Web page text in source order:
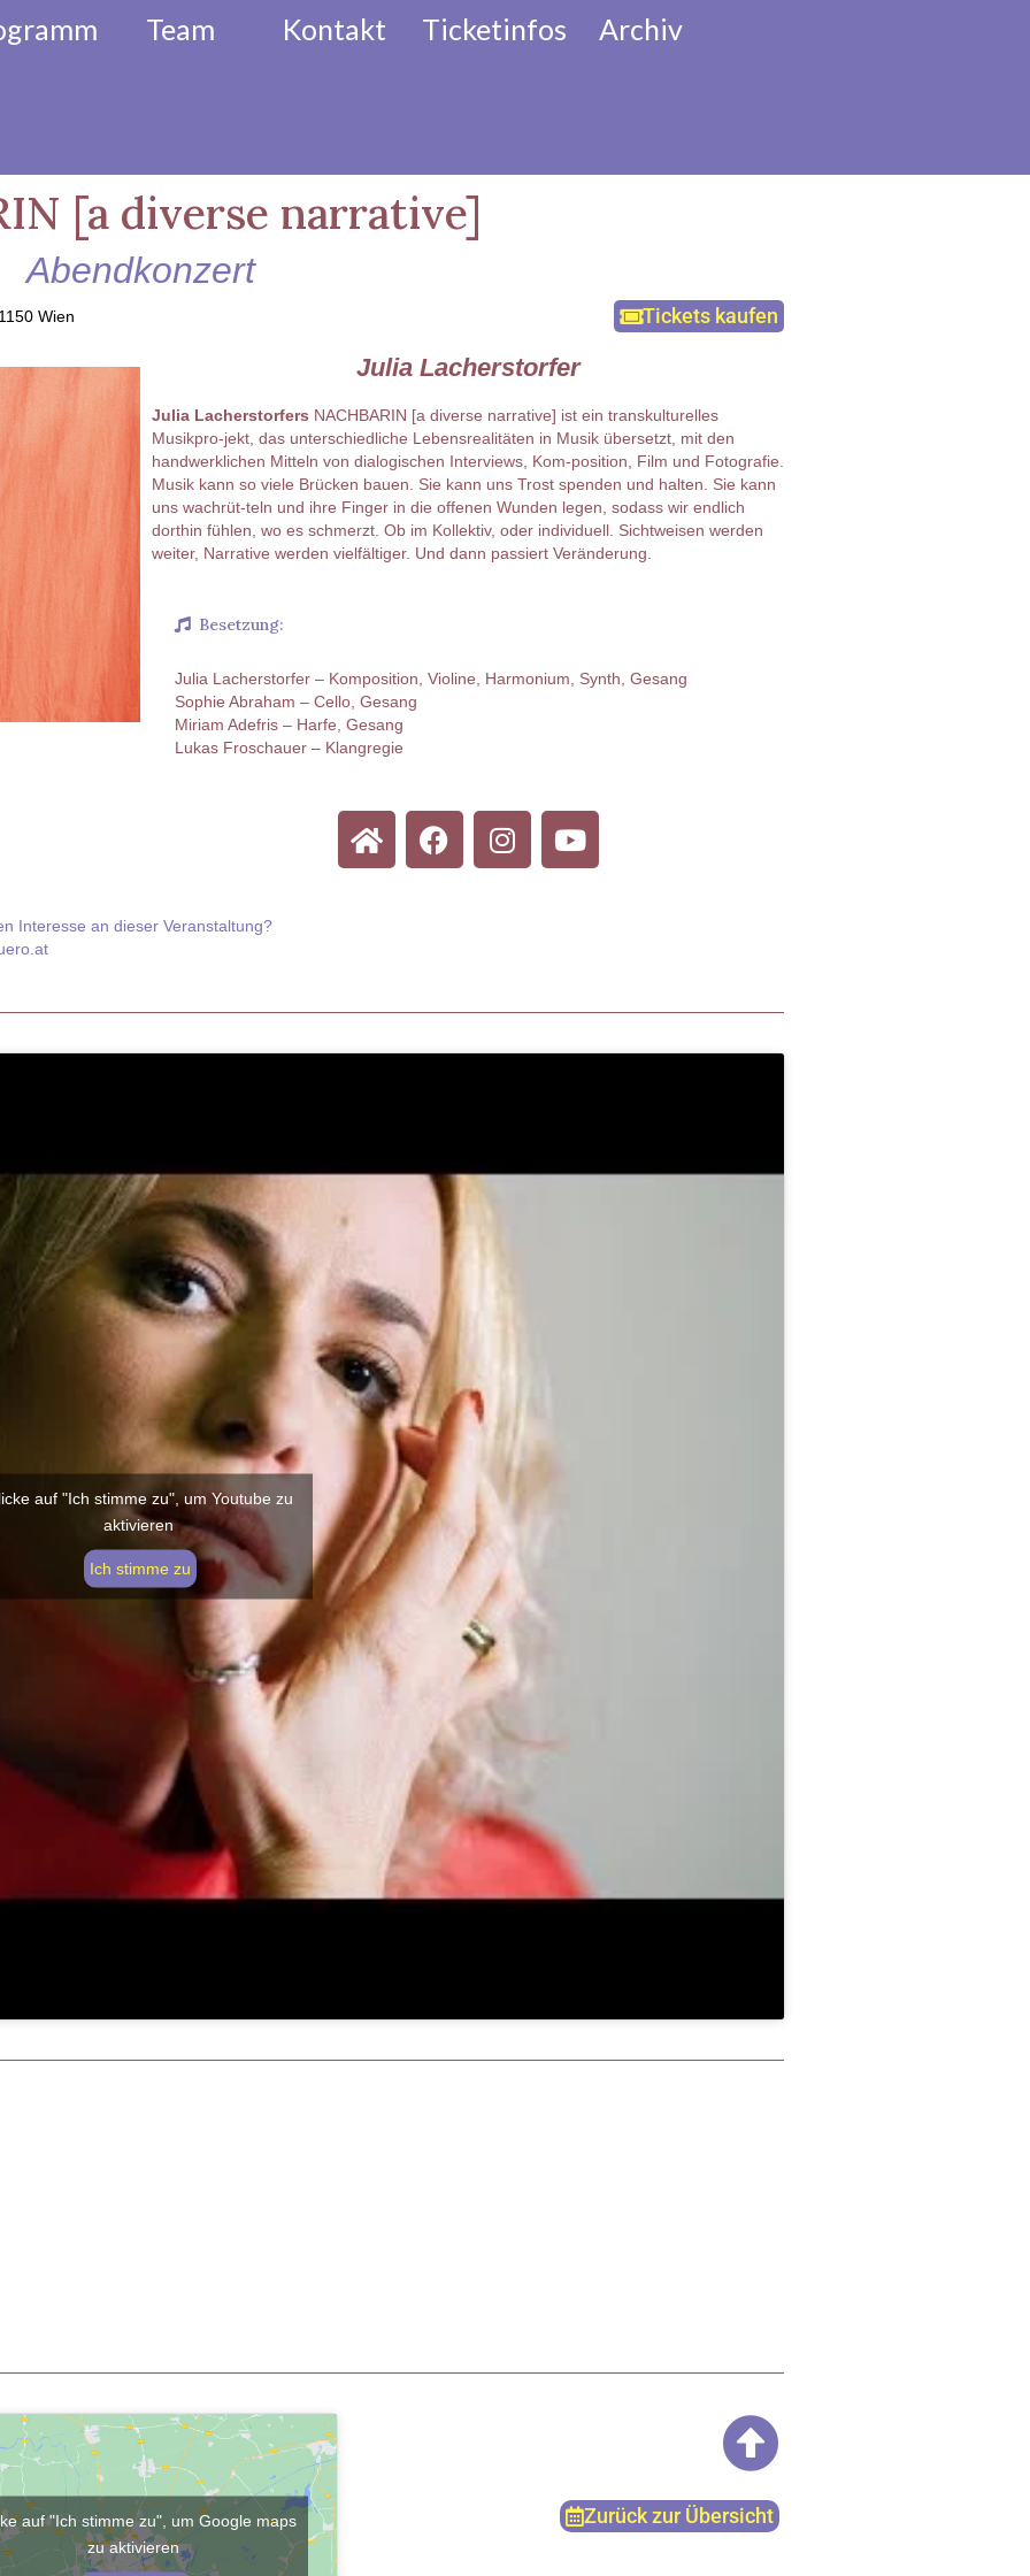
Team Kontakt Ticketinfos Archiv
[a diverse narrative]
Abendkonzert
Wien Tickets kaufen
Julia Lacherstorfer
Julia Lacherstorfers NACHBARIN [a diverse narrative] ist ein transkulturelles
Musikpro-jekt, das unterschiedliche Lebensrealitäten in Musik übersetzt, mit den
handwerklichen Mitteln von dialogischen Interviews, Kom-position, Film und Fotografie.
Musik kann so viele Brücken bauen. Sie kann uns Trost spenden und halten. Sie kann
uns wachrüt-teln und ihre Finger in die offenen Wunden legen, sodass wir endlich
dorthin fühlen, wo es schmerzt. Ob im Kollektiv, oder individuell. Sichtweisen werden
weiter, Narrative werden vielfältiger. Und dann passiert Veränderung.
Besetzung:
Julia Lacherstorfer – Komposition, Violine, Harmonium, Synth, Gesang
Sophie Abraham – Cello, Gesang
Miriam Adefris – Harfe, Gesang
Lukas Froschauer – Klangregie
Interesse an dieser Veranstaltung?
auf "Ich stimme zu", um Youtube zu
aktivieren
Ich stimme zu
auf "Ich stimme zu", um Google maps
zu aktivieren
Zurück zur Übersicht